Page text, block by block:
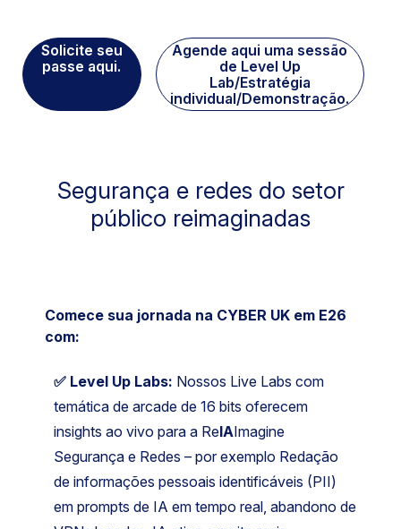
Solicite seu
passe aqui.
Agende aqui uma sessão
de Level Up
Lab/Estratégia
individual/Demonstração.
Segurança e redes do setor
público reimaginadas
Comece sua jornada na CYBER UK em E26
com:
✅ Level Up Labs: Nossos Live Labs com
temática de arcade de 16 bits oferecem
insights ao vivo para a ReIAImagine
Segurança e Redes – por exemplo Redação
de informações pessoais identificáveis (PII)
em prompts de IA em tempo real, abandono de